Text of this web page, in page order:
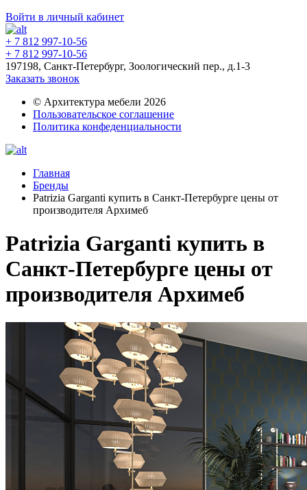
Войти в личный кабинет
+ 7 812 997-10-56
+ 7 812 997-10-56
197198, Санкт-Петербург, Зоологический пер., д.1-3
Заказать звонок
© Архитектура мебели 2026
Пользовательское соглашение
Политика конфеденциальности
Главная
Бренды
Patrizia Garganti купить в Санкт-Петербурге цены от
производителя Архимеб
Patrizia Garganti купить в
Санкт-Петербурге цены от
производителя Архимеб